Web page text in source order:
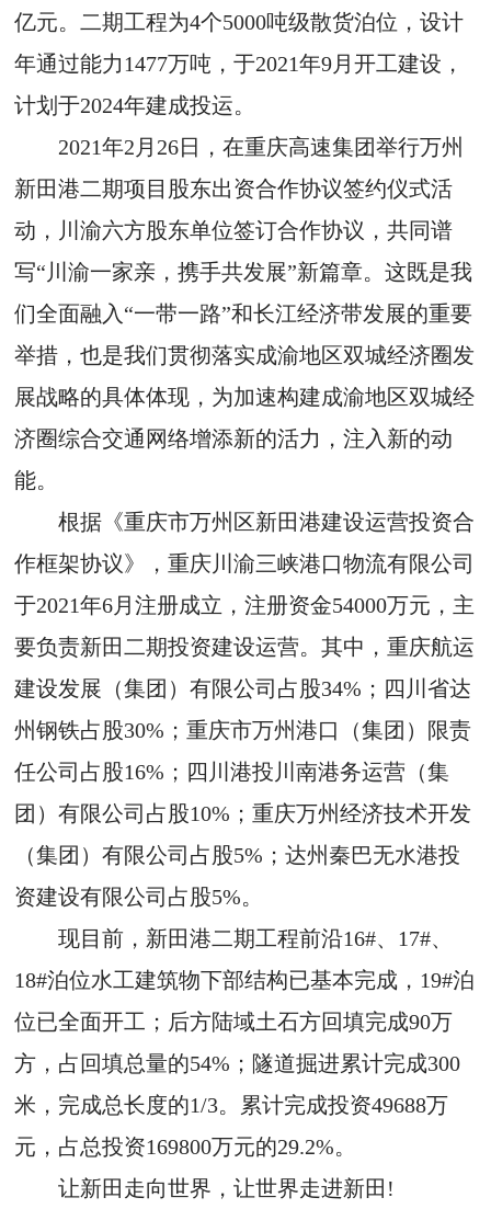
亿元。二期工程为4个5000吨级散货泊位，设计
年通过能力1477万吨，于2021年9月开工建设，
计划于2024年建成投运。
2021年2月26日，在重庆高速集团举行万州
新田港二期项目股东出资合作协议签约仪式活
动，川渝六方股东单位签订合作协议，共同谱
写“川渝一家亲，携手共发展”新篇章。这既是我
们全面融入“一带一路”和长江经济带发展的重要
举措，也是我们贯彻落实成渝地区双城经济圈发
展战略的具体体现，为加速构建成渝地区双城经
济圈综合交通网络增添新的活力，注入新的动
能。
根据《重庆市万州区新田港建设运营投资合
作框架协议》，重庆川渝三峡港口物流有限公司
于2021年6月注册成立，注册资金54000万元，主
要负责新田二期投资建设运营。其中，重庆航运
建设发展（集团）有限公司占股34%；四川省达
州钢铁占股30%；重庆市万州港口（集团）限责
任公司占股16%；四川港投川南港务运营（集
团）有限公司占股10%；重庆万州经济技术开发
（集团）有限公司占股5%；达州秦巴无水港投
资建设有限公司占股5%。
现目前，新田港二期工程前沿16#、17#、
18#泊位水工建筑物下部结构已基本完成，19#泊
位已全面开工；后方陆域土石方回填完成90万
方，占回填总量的54%；隧道掘进累计完成300
米，完成总长度的1/3。累计完成投资49688万
元，占总投资169800万元的29.2%。
让新田走向世界，让世界走进新田!